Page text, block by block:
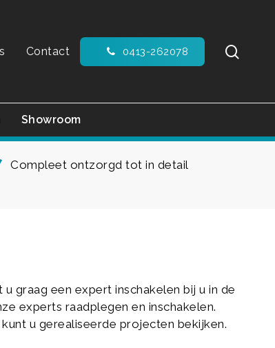
Contact 0413-262078
Showroom
Compleet ontzorgd tot in detail
graag een expert inschakelen bij u in de
experts raadplegen en inschakelen.
u gerealiseerde projecten bekijken.